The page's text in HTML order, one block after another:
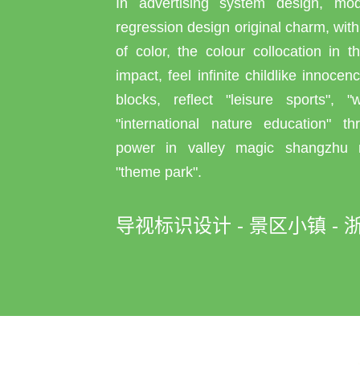
In advertising system design,
regression design original charm,
of color, the colour collocation in
impact, feel infinite childlike
blocks, reflect "leisure sports",
"international nature education"
power in valley magic shangzhu
"theme park".
导视标识设计 - 景区小镇 -